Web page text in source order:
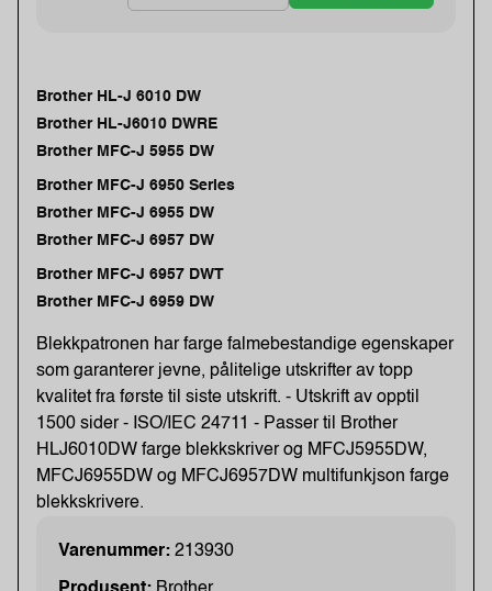
Brother HL-J 6010 DW
Brother HL-J6010 DWRE
Brother MFC-J 5955 DW
Brother MFC-J 6950 Series
Brother MFC-J 6955 DW
Brother MFC-J 6957 DW
Brother MFC-J 6957 DWT
Brother MFC-J 6959 DW
Blekkpatronen har farge falmebestandige egenskaper
som garanterer jevne, pålitelige utskrifter av topp
kvalitet fra første til siste utskrift. - Utskrift av opptil
1500 sider - ISO/IEC 24711 - Passer til Brother
HLJ6010DW farge blekkskriver og MFCJ5955DW,
MFCJ6955DW og MFCJ6957DW multifunkjson farge
blekkskrivere.
Varenummer: 213930